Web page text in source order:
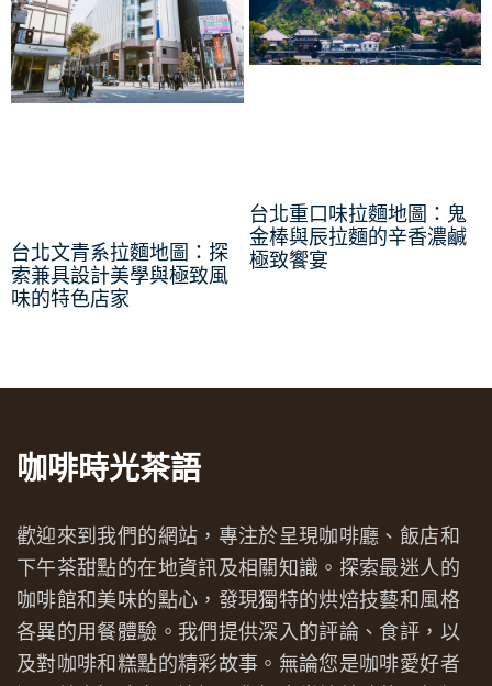
台北文青系拉麵地圖：探
索兼具設計美學與極致風
味的特色店家
台北重口味拉麵地圖：鬼
金棒與辰拉麵的辛香濃鹹
極致饗宴
咖啡時光茶語
歡迎來到我們的網站，專注於呈現咖啡廳、飯店和
下午茶甜點的在地資訊及相關知識。探索最迷人的
咖啡館和美味的點心，發現獨特的烘焙技藝和風格
各異的用餐體驗。我們提供深入的評論、食評，以
及對咖啡和糕點的精彩故事。無論您是咖啡愛好者